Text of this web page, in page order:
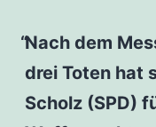
Nach dem
drei Toten hat
Scholz (SPD)